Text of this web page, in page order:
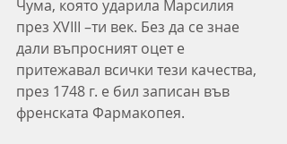
Чума, която ударила Марсилия
през XVIII –ти век. Без да се знае
дали въпросният оцет е
притежавал всички тези качества,
през 1748 г. е бил записан във
френската Фармакопея.